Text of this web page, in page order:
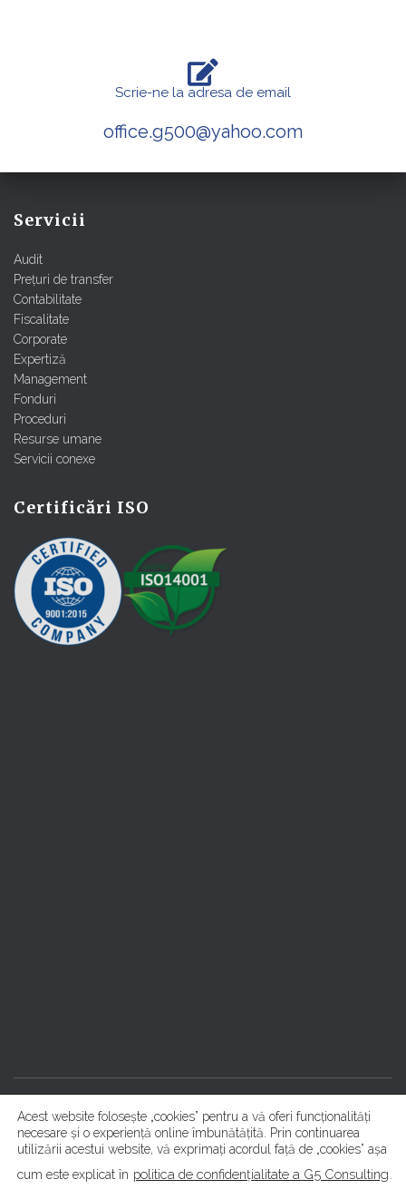
Scrie-ne la adresa de email
office.g500@yahoo.com
Servicii
Audit
Prețuri de transfer
Contabilitate
Fiscalitate
Corporate
Expertiză
Management
Fonduri
Proceduri
Resurse umane
Servicii conexe
Certificări ISO
DESPRE NOI SERVICII BLOG CONTACT
Acest website folosește „cookies” pentru a vă oferi funcționalități
necesare și o experiență online îmbunătățită. Prin continuarea
utilizării acestui website, vă exprimați acordul față de „cookies” așa
cum este explicat în politica de confidențialitate a G5 Consulting